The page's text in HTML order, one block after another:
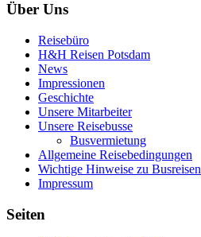
Über Uns
Reisebüro
H&H Reisen Potsdam
News
Impressionen
Geschichte
Unsere Mitarbeiter
Unsere Reisebusse
Busvermietung
Allgemeine Reisebedingungen
Wichtige Hinweise zu Busreisen
Impressum
Seiten